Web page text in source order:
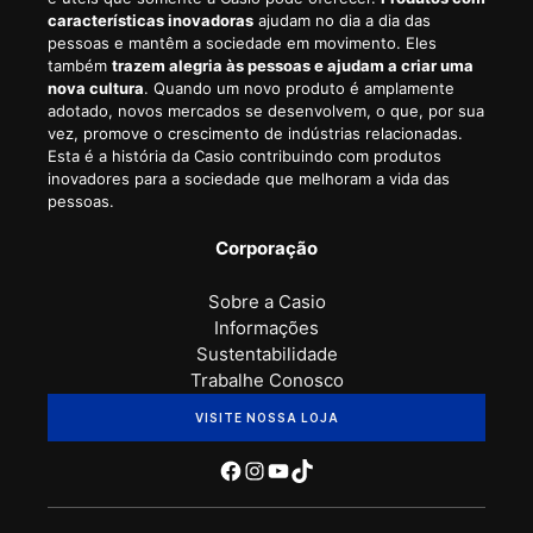
características inovadoras ajudam no dia a dia das
pessoas e mantêm a sociedade em movimento. Eles
também trazem alegria às pessoas e ajudam a criar uma
nova cultura. Quando um novo produto é amplamente
adotado, novos mercados se desenvolvem, o que, por sua
vez, promove o crescimento de indústrias relacionadas.
Esta é a história da Casio contribuindo com produtos
inovadores para a sociedade que melhoram a vida das
pessoas.
Corporação
Sobre a Casio
Informações
Sustentabilidade
Trabalhe Conosco
VISITE NOSSA LOJA
Facebook
Instagram
Youtube
TikTok